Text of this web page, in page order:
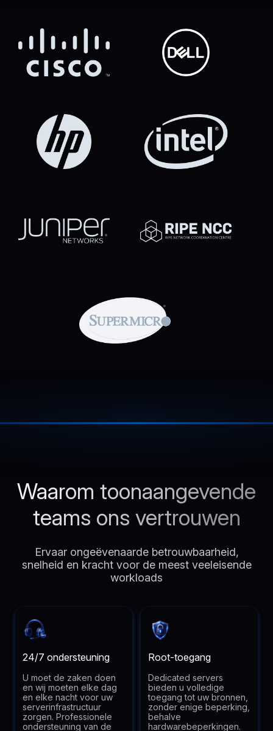
Waarom toonaangevende
teams ons vertrouwen
Ervaar ongeëvenaarde betrouwbaarheid,
snelheid en kracht voor de meest veeleisende
workloads
24/7 ondersteuning
U moet de zaken doen
en wij moeten elke dag
en elke nacht voor uw
serverinfrastructuur
zorgen. Professionele
ondersteuning van de
Root-toegang
Dedicated servers
bieden u volledige
toegang tot uw bronnen,
zonder enige beperking,
behalve
hardwarebeperkingen.